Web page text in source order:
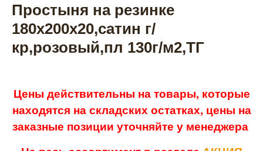
Простыня на резинке
180х200х20,сатин г/
кр,розовый,пл 130г/м2,ТГ
Цены действительны на товары, которые
находятся на складских остатках, цены на
заказные позиции уточняйте у менеджера